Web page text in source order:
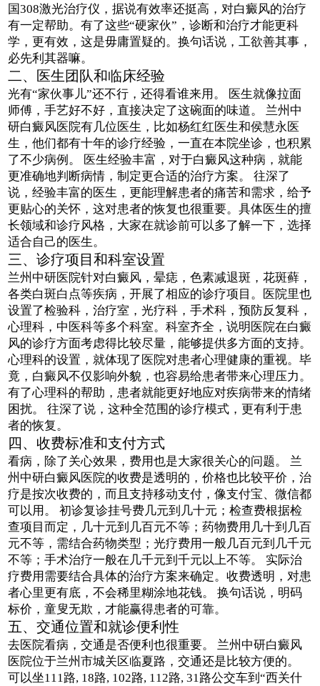
国308激光治疗仪，据说有效率还挺高，对白癜风的治疗
有一定帮助。有了这些“硬家伙”，诊断和治疗才能更科
学，更有效，这是毋庸置疑的。换句话说，工欲善其事，
必先利其器嘛。
二、医生团队和临床经验
光有“家伙事儿”还不行，还得看谁来用。 医生就像拉面
师傅，手艺好不好，直接决定了这碗面的味道。 兰州中
研白癜风医院有几位医生，比如杨红红医生和侯慧永医
生，他们都有十年的诊疗经验，一直在本院坐诊，也积累
了不少病例。 医生经验丰富，对于白癜风这种病，就能
更准确地判断病情，制定更合适的治疗方案。 往深了
说，经验丰富的医生，更能理解患者的痛苦和需求，给予
更贴心的关怀，这对患者的恢复也很重要。具体医生的擅
长领域和诊疗风格，大家在就诊前可以多了解一下，选择
适合自己的医生。
三、诊疗项目和科室设置
兰州中研医院针对白癜风，晕痣，色素减退斑，花斑藓，
各类白斑白点等疾病，开展了相应的诊疗项目。医院里也
设置了检验科，治疗室，光疗科，手术科，预防反复科，
心理科，中医科等多个科室。科室齐全，说明医院在白癜
风的诊疗方面考虑得比较尽量，能够提供多方面的支持。
心理科的设置，就体现了医院对患者心理健康的重视。毕
竟，白癜风不仅影响外貌，也容易给患者带来心理压力。
有了心理科的帮助，患者就能更好地应对疾病带来的情绪
困扰。 往深了说，这种全范围的诊疗模式，更有利于患
者的恢复。
四、收费标准和支付方式
看病，除了关心效果，费用也是大家很关心的问题。 兰
州中研白癜风医院的收费是透明的，价格也比较平价，治
疗是按次收费的，而且支持移动支付，像支付宝、微信都
可以用。 初诊复诊挂号费几元到几十元；检查费根据检
查项目而定，几十元到几百元不等；药物费用几十到几百
元不等，需结合药物类型；光疗费用一般几百元到几千元
不等；手术治疗一般在几千元到千元以上不等。 实际治
疗费用需要结合具体的治疗方案来确定。收费透明，对患
者心里更有底，不会稀里糊涂地花钱。 换句话说，明码
标价，童叟无欺，才能赢得患者的可靠。
五、交通位置和就诊便利性
去医院看病，交通是否便利也很重要。 兰州中研白癜风
医院位于兰州市城关区临夏路，交通还是比较方便的。
可以坐111路, 18路, 102路, 112路, 31路公交车到“西关什